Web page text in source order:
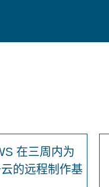
在三周内为
的远程制作基